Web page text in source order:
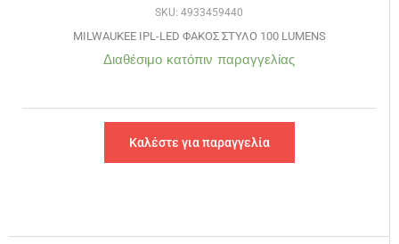
SKU: 4933459440
MILWAUKEE IPL-LED ΦΑΚΟΣ ΣΤΥΛΟ 100 LUMENS
Διαθέσιμο κατόπιν παραγγελίας
Καλέστε για παραγγελία